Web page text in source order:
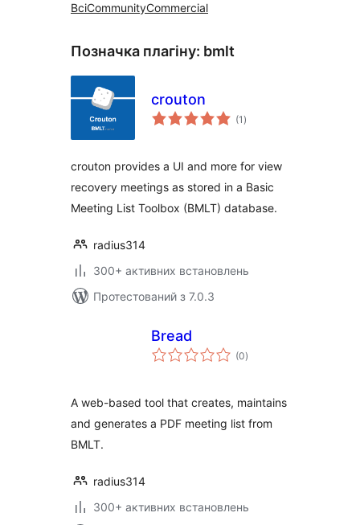
ВсіCommunityCommercial
Позначка плагіну: bmlt
crouton
(1 загальний
рейтинг
)
crouton provides a UI and more for view
recovery meetings as stored in a Basic
Meeting List Toolbox (BMLT) database.
radius314
300+ активних встановлень
Протестований з 7.0.3
Bread
(0загальний
рейтинг
)
A web-based tool that creates, maintains
and generates a PDF meeting list from
BMLT.
radius314
300+ активних встановлень